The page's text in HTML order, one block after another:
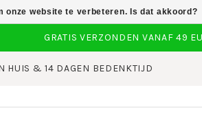
HUIS & 14 DAGEN BEDENKTIJD
onze website te verbeteren. Is dat akkoord?